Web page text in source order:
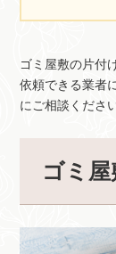
ゴミ屋敷の片付
依頼できる業者
にご相談ください
ゴミ